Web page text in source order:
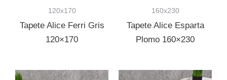
120x170
Tapete Alice Ferri Gris
120×170
160x230
Tapete Alice Esparta
Plomo 160×230